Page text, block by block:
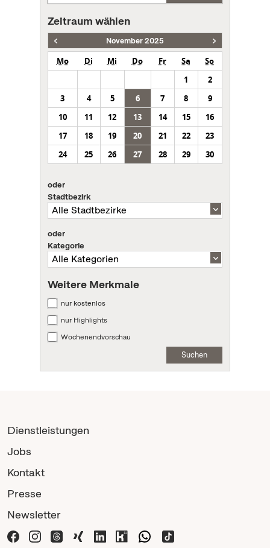
Zeitraum wählen
November 2025
Mo Di Mi Do Fr Sa
So
1
2
3
4 5 6 7 8
9
10
11 12 13 14 15
16
17
18 19 20 21 22
23
24
25 26 27 28 29 30
oder
Stadtbezirk
oder
Kategorie
Weitere Merkmale
nur kostenlos
nur Highlights
Wochenendvorschau
Suchen
Dienstleistungen
Jobs
Kontakt
Presse
Newsletter